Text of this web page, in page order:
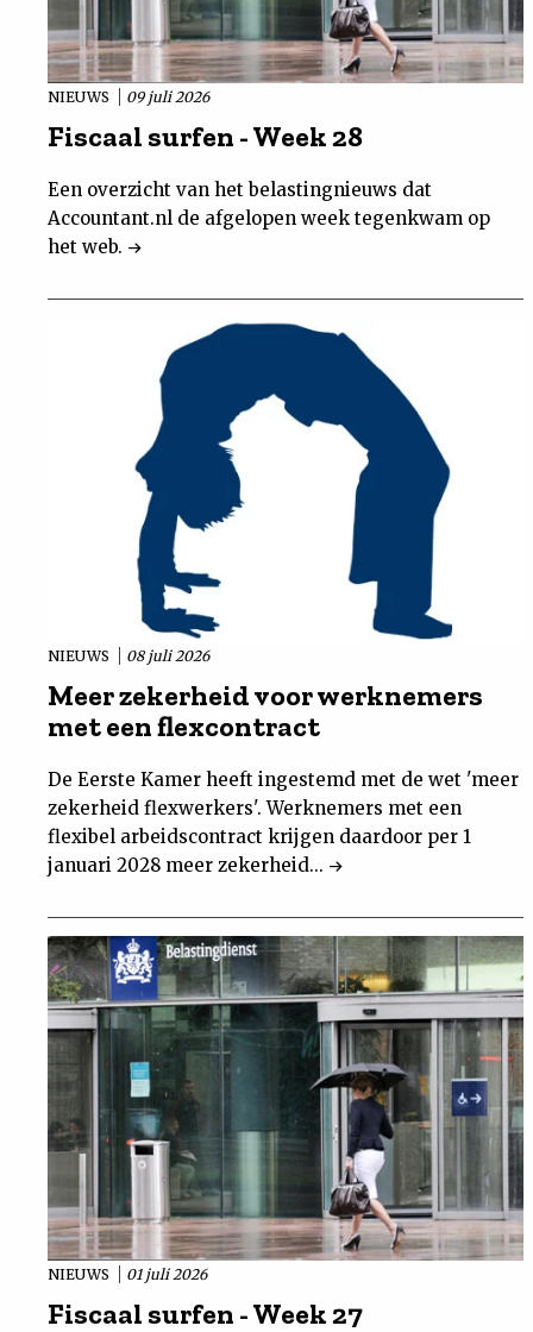
NIEUWS 09 juli 2026
Fiscaal surfen - Week 28
Een overzicht van het belastingnieuws dat
Accountant.nl de afgelopen week tegenkwam op
het web.
NIEUWS 08 juli 2026
Meer zekerheid voor werknemers
met een flexcontract
De Eerste Kamer heeft ingestemd met de wet 'meer
zekerheid flexwerkers'. Werknemers met een
flexibel arbeidscontract krijgen daardoor per 1
januari 2028 meer zekerheid...
NIEUWS 01 juli 2026
Fiscaal surfen - Week 27